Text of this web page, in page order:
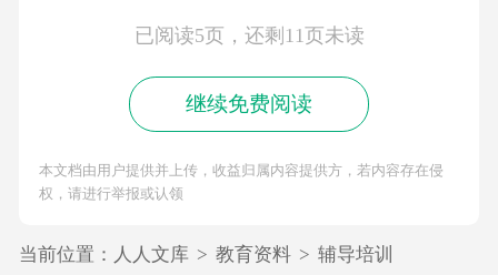
已阅读5页，还剩11页未读
继续免费阅读
本文档由用户提供并上传，收益归属内容提供方，若内容存在侵
权，请进行举报或认领
当前位置： 人人文库 > 教育资料 > 辅导培训